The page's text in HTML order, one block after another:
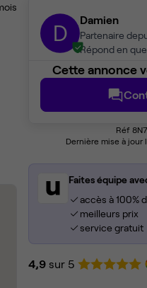
D Damien
Partenaire
Répond en
Cette annonce
Réf
Dernière mise à jour
Faites équipe
accès à 100%
meilleurs prix
service gratuit
4,9 sur 5